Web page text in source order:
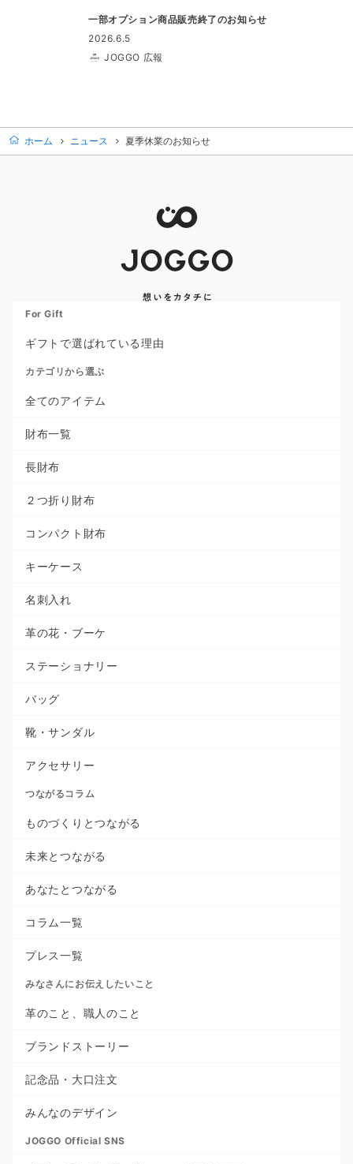
一部オプション商品販売終了のお知らせ
2026.6.5
JOGGO 広報
ホーム ニュース 夏季休業のお知らせ
For Gift
ギフトで選ばれている理由
カテゴリから選ぶ
全てのアイテム
財布一覧
長財布
２つ折り財布
コンパクト財布
キーケース
名刺入れ
革の花・ブーケ
ステーショナリー
バッグ
靴・サンダル
アクセサリー
つながるコラム
ものづくりとつながる
未来とつながる
あなたとつながる
コラム一覧
プレス一覧
みなさんにお伝えしたいこと
革のこと、職人のこと
ブランドストーリー
記念品・大口注文
みんなのデザイン
JOGGO Official SNS